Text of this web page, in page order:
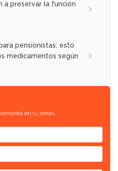
a preservar la función
pensionistas: esto
medicamentos según
en tu email.